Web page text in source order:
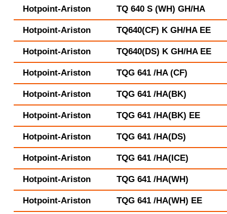
Hotpoint-Ariston TQ 640 S (WH) GH/HA
Hotpoint-Ariston TQ640(CF) K GH/HA EE
Hotpoint-Ariston TQ640(DS) K GH/HA EE
Hotpoint-Ariston TQG 641 /HA (CF)
Hotpoint-Ariston TQG 641 /HA(BK)
Hotpoint-Ariston TQG 641 /HA(BK) EE
Hotpoint-Ariston TQG 641 /HA(DS)
Hotpoint-Ariston TQG 641 /HA(ICE)
Hotpoint-Ariston TQG 641 /HA(WH)
Hotpoint-Ariston TQG 641 /HA(WH) EE